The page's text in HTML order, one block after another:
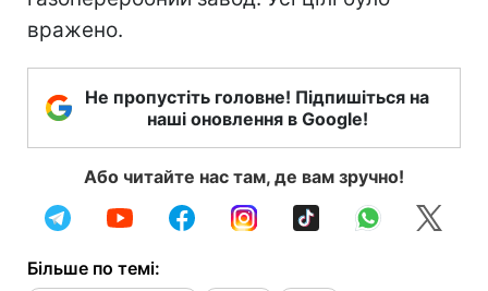
вражено.
Не пропустіть головне! Підпишіться на
наші оновлення в Google!
Або читайте нас там, де вам зручно!
Більше по темі: